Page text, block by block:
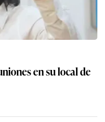
en su local de